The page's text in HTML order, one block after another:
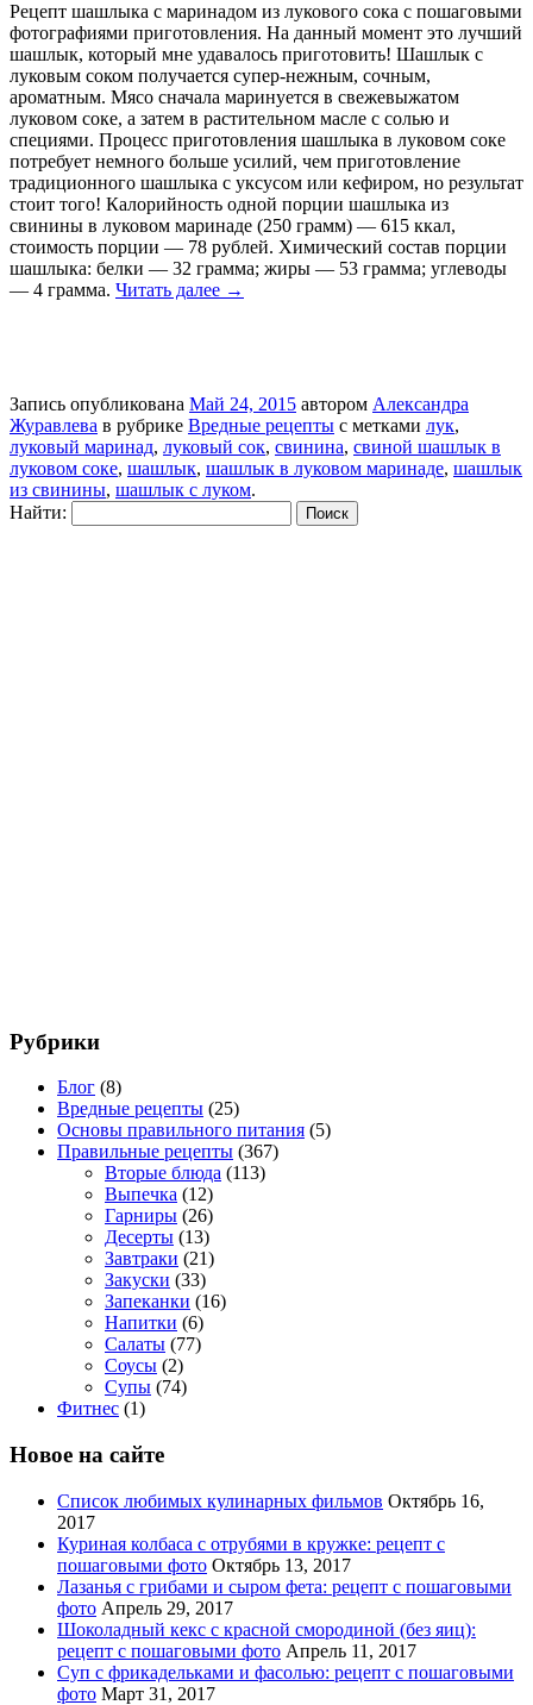
Рецепт шашлыка с маринадом из лукового сока с пошаговыми
фотографиями приготовления. На данный момент это лучший
шашлык, который мне удавалось приготовить! Шашлык с
луковым соком получается супер-нежным, сочным,
ароматным. Мясо сначала маринуется в свежевыжатом
луковом соке, а затем в растительном масле с солью и
специями. Процесс приготовления шашлыка в луковом соке
потребует немного больше усилий, чем приготовление
традиционного шашлыка с уксусом или кефиром, но результат
стоит того! Калорийность одной порции шашлыка из
свинины в луковом маринаде (250 грамм) — 615 ккал,
стоимость порции — 78 рублей. Химический состав порции
шашлыка: белки — 32 грамма; жиры — 53 грамма; углеводы
— 4 грамма. Читать далее →
Запись опубликована Май 24, 2015 автором Александра
Журавлева в рубрике Вредные рецепты с метками лук,
луковый маринад, луковый сок, свинина, свиной шашлык в
луковом соке, шашлык, шашлык в луковом маринаде, шашлык
из свинины, шашлык с луком.
Найти:
Рубрики
Блог (8)
Вредные рецепты (25)
Основы правильного питания (5)
Правильные рецепты (367)
Вторые блюда (113)
Выпечка (12)
Гарниры (26)
Десерты (13)
Завтраки (21)
Закуски (33)
Запеканки (16)
Напитки (6)
Салаты (77)
Соусы (2)
Супы (74)
Фитнес (1)
Новое на сайте
Список любимых кулинарных фильмов Октябрь 16,
2017
Куриная колбаса с отрубями в кружке: рецепт с
пошаговыми фото Октябрь 13, 2017
Лазанья с грибами и сыром фета: рецепт с пошаговыми
фото Апрель 29, 2017
Шоколадный кекс с красной смородиной (без яиц):
рецепт с пошаговыми фото Апрель 11, 2017
Суп с фрикадельками и фасолью: рецепт с пошаговыми
фото Март 31, 2017